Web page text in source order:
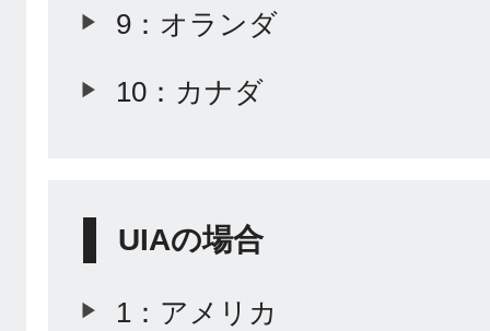
9：オランダ
10：カナダ
UIAの場合
1：アメリカ